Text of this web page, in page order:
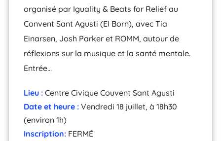
organisé par Iguality & Beats for Relief au
Convent Sant Agusti (El Born), avec Tia
Einarsen, Josh Parker et ROMM, autour de
réflexions sur la musique et la santé mentale.
Entrée...
Lieu : Centre Civique Couvent Sant Agusti
Date et heure : Vendredi 18 juillet, à 18h30
(environ 1h)
Inscription: FERMÉ